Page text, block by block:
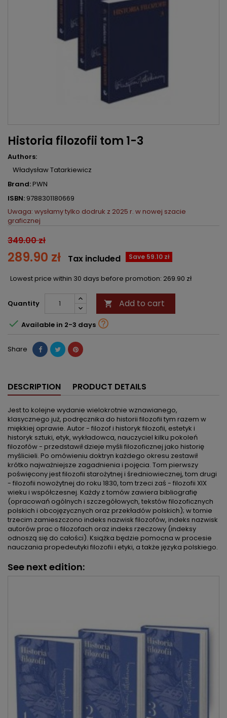
Historia filozofii tom 1-3
Authors:
Władysław Tatarkiewicz
Brand:PWN
ISBN: 9788301180669
Uwaga: wysłamy tylko dodruk z 2025 r. w nowej szacie
graficznej
349.00 zł
289.90 zł Save 59.10 zł
Tax included
Lowest price within 30 days before promotion: 269.90 zł
Quantity  Add to cart
 Available in 2-3 days 
Share
DESCRIPTION PRODUCT DETAILS
Jest to kolejne wydanie wielokrotnie wznawianego,
klasycznego już, podręcznika do historii filozofii tym razem w
miękkiej oprawie. Autor - filozof i historyk filozofii, estetyk i
historyk sztuki, etyk, wykładowca, nauczyciel kilku pokoleń
filozofów - przedstawił dzieje myśli filozoficznej jako historię
myślicieli. Po omówieniu doktryn każdego okresu zestawił
krótko najważniejsze zagadnienia i pojęcia. Tom pierwszy
poświęcony jest filozofii starożytnej i średniowiecznej, tom drugi
- filozofii nowożytnej do roku 1830, tom trzeci zaś - filozofii XIX
wieku i współczesnej. Każdy z tomów zawiera bibliografię
(opracowań ogólnych i szczegółowych, tekstów filozoficznych
polskich i obcojęzycznych oraz przekładów polskich); w tomie
trzecim zamieszczono indeks nazwisk filozofów, indeks nazwisk
autorów prac o filozofach oraz indeks rzeczowy (indeksy
odnoszą się do całości). Książka będzie pomocna w procesie
nauczania propedeutyki filozofii i etyki, a także języka polskiego.
See next edition: